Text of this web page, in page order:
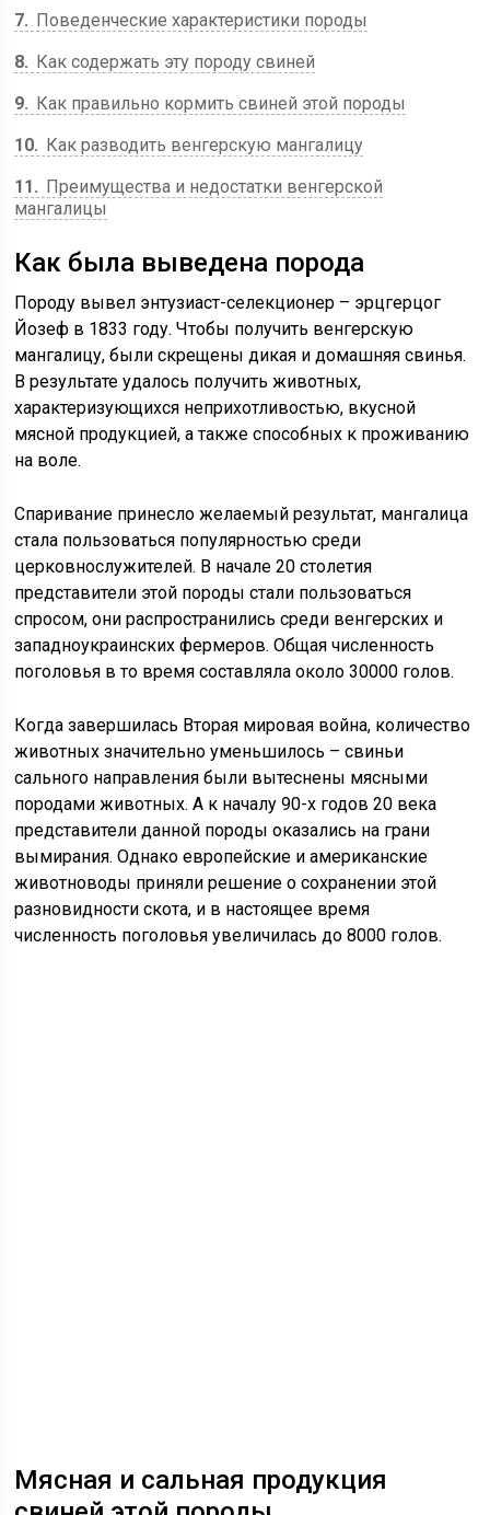
7
Поведенческие характеристики породы
8
Как содержать эту породу свиней
9
Как правильно кормить свиней этой породы
10
Как разводить венгерскую мангалицу
11
Преимущества и недостатки венгерской
мангалицы
Как была выведена порода
Породу вывел энтузиаст-селекционер – эрцгерцог
Йозеф в 1833 году. Чтобы получить венгерскую
мангалицу, были скрещены дикая и домашняя свинья.
В результате удалось получить животных,
характеризующихся неприхотливостью, вкусной
мясной продукцией, а также способных к проживанию
на воле.
Спаривание принесло желаемый результат, мангалица
стала пользоваться популярностью среди
церковнослужителей. В начале 20 столетия
представители этой породы стали пользоваться
спросом, они распространились среди венгерских и
западноукраинских фермеров. Общая численность
поголовья в то время составляла около 30000 голов.
Когда завершилась Вторая мировая война, количество
животных значительно уменьшилось – свиньи
сального направления были вытеснены мясными
породами животных. А к началу 90-х годов 20 века
представители данной породы оказались на грани
вымирания. Однако европейские и американские
животноводы приняли решение о сохранении этой
разновидности скота, и в настоящее время
численность поголовья увеличилась до 8000 голов.
Мясная и сальная продукция